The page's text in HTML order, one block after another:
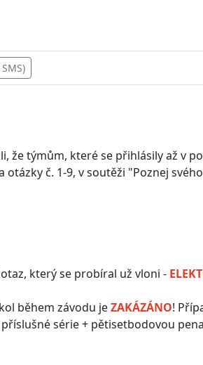
že týmům, které se přihlásily až v
č. 1-9, v soutěži "Poznej
který se probíral už vloni -
během závodu jeZAKÁZÁNO!
série + pětisetbodovou